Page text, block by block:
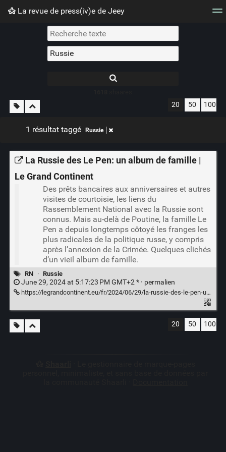
La revue de press(iv)e de Jeey
Nuage de tags Mur d'images
20 50 100
1 résultat taggé Russie
La Russie des Le Pen: un album de famille |
Le Grand Continent
Des prêts bancaires aux anniversaires et autres
visites de courtoisie, les liens du
Rassemblement National avec la Russie sont
connus. Mais au-delà de Poutine, la famille Le
Pen a depuis longtemps côtoyé les franges les
plus radicales de la politique russe, y compris
après l’annexion de la Crimée. Quelques clichés
d’un vieil album de famille.
RN · Russie
June 29, 2024 at 5:17:23 PM GMT+2 * · permalien
https://legrandcontinent.eu/fr/2024/06/29/la-russie-des-le-pen-un-album-de-famille/
20 50 100